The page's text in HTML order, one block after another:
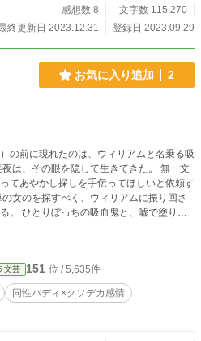
感想数 8
文字数 115,270
終更新日 2023.12.31
登録日 2023.09.29
お気に入り追加 2
の前に現れたのは、ウィリアムと名乗る吸
てあやかし探しを手伝ってほしいと依頼す
女のを探すべく、ウィリアムに振り回さ
り固
方はいかに――！？ ※他サイトで
文芸 151 位 / 5,635件
同性バディ×クソデカ感情